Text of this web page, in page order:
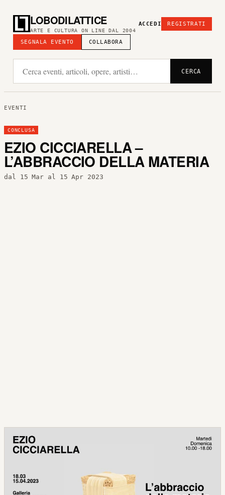
LOBODILATTICE
ARTE E CULTURA ON LINE DAL 2004
SEGNALA EVENTO COLLABORA
ACCEDI REGISTRATI
CERCA
EVENTI
CONCLUSA
EZIO CICCIARELLA –
L’ABBRACCIO DELLA MATERIA
dal 15 Mar al 15 Apr 2023